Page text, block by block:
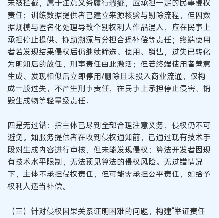
未被拦截，属于注意义务履行瑕疵，应承担一定的民事侵权
责任；训练数据提供者已建立来源核验与剔除流程，但因数
据规模与匿名化处理导致个别权利人作品混入，应在民事上
承担停止提供、协助溯源与分担合理补偿等责任；终端使用
者若发现结果侵权后仍继续筛选、使用、销售，过失已转化
为明知后的放任，刑事责任由此激活；但若终端使用者善意
生成、发现相似后立即停用/删除且未投入商业流通，仅构
成一般过失，不产生刑事责任，在民事上承担停止侵害、销
毁生成物等轻量级责任。
四是无过错：指主体已尽到全部合理注意义务，侵权仍不可
避免。如服务提供者在收到侵权通知前，已通过现有技术手
段对生成内容进行审核，但未能发现侵权；算法开发者因现
有技术水平限制，无法预见算法的侵权风险。无过错情况
下，主体不承担侵权责任，但可能需承担公平责任，如给予
权利人适当补偿。
（三）针对侵权因果关系证明困难的问题，构建“举证责任